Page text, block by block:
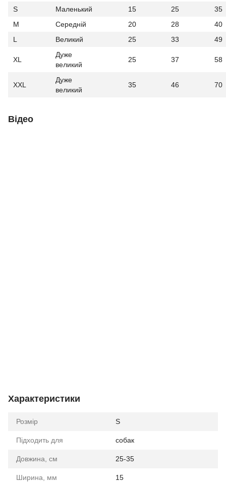
S Маленький 15 25
35
M
Середній 20 28
40
L
Великий 25 33 49
XL
Дуже
великий
25 37 58
XXL
Дуже
великий
35 46 70
Відео
Характеристики
Розмір S
Підходить для собак
Довжина, см 25-35
Ширина, мм 15